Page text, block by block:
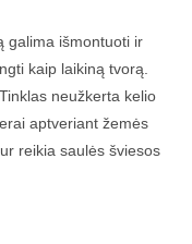
galima išmontuoti ir
kaip laikiną tvorą.
neužkerta kelio
aptveriant žemės
reikia saulės šviesos